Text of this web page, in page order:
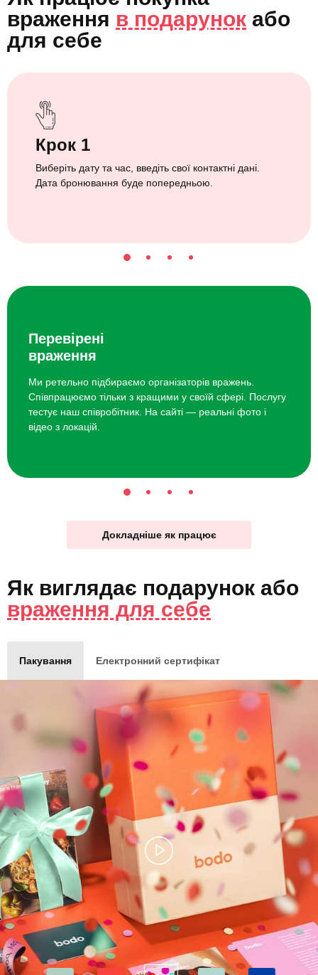
враження в подарунок або
для себе
Крок 1
Виберіть дату та час, введіть свої контактні дані.
Дата бронювання буде попередньою.
Перевірені
враження
Ми ретельно підбираємо організаторів вражень.
Співпрацюємо тільки з кращими у своїй сфері. Послугу
тестує наш співробітник. На сайті — реальні фото і
відео з локацій.
Докладніше як працює
Як виглядає подарунок або
враження для себе
Пакування Електронний сертифікат